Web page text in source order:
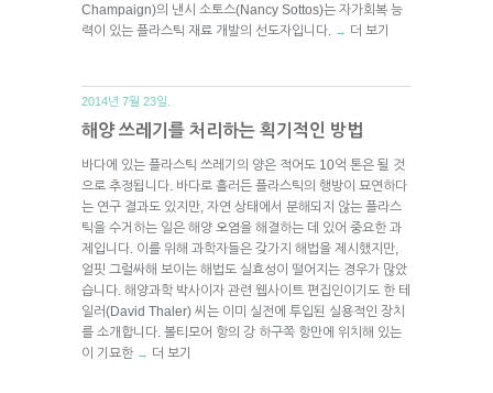
Champaign)의 낸시 소토스(Nancy Sottos)는 자가회복 능
력이 있는 플라스틱 재료 개발의 선도자입니다.
→ 더 보기
2014년 7월 23일.
해양 쓰레기를 처리하는 획기적인 방법
바다에 있는 플라스틱 쓰레기의 양은 적어도 10억 톤은 될 것
으로 추정됩니다. 바다로 흘러든 플라스틱의 행방이 묘연하다
는 연구 결과도 있지만, 자연 상태에서 분해되지 않는 플라스
틱을 수거하는 일은 해양 오염을 해결하는 데 있어 중요한 과
제입니다. 이를 위해 과학자들은 갖가지 해법을 제시했지만,
얼핏 그럴싸해 보이는 해법도 실효성이 떨어지는 경우가 많았
습니다. 해양과학 박사이자 관련 웹사이트 편집인이기도 한 테
일러(David Thaler) 씨는 이미 실전에 투입된 실용적인 장치
를 소개합니다. 볼티모어 항의 강 하구쪽 항만에 위치해 있는
이 기묘한 → 더 보기